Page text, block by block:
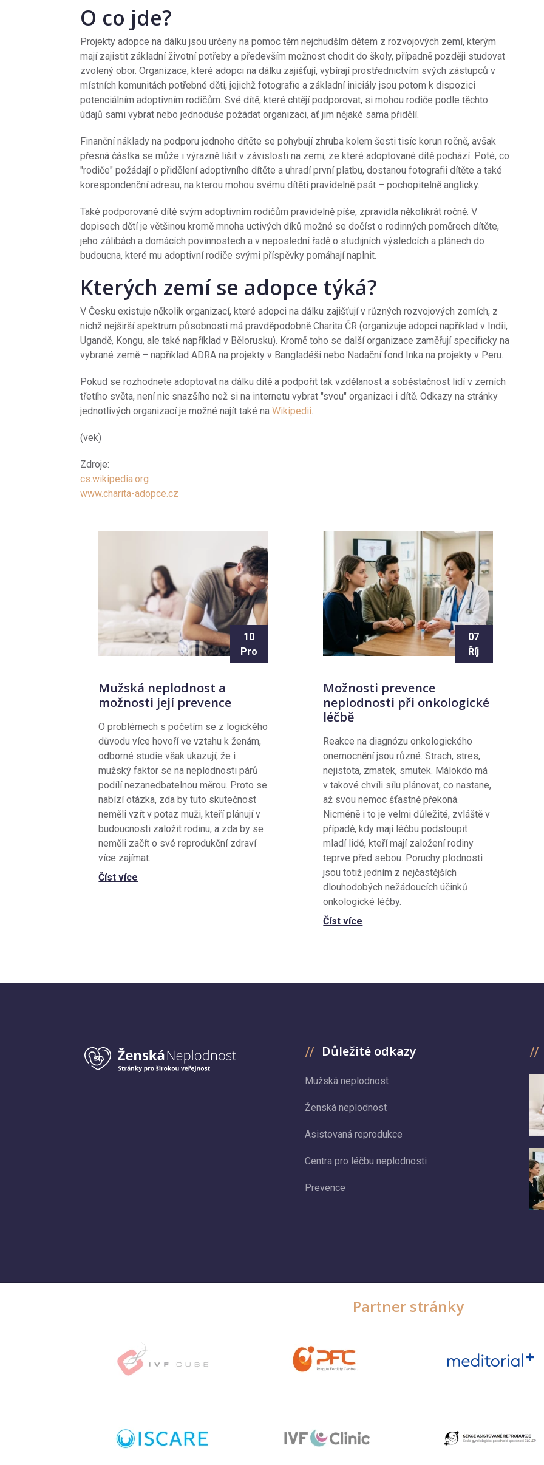
O co jde?
Projekty adopce na dálku jsou určeny na pomoc těm nejchudším dětem z rozvojových zemí, kterým
mají zajistit základní životní potřeby a především možnost chodit do školy, případně později studovat
zvolený obor. Organizace, které adopci na dálku zajišťují, vybírají prostřednictvím svých zástupců v
místních komunitách potřebné děti, jejichž fotografie a základní iniciály jsou potom k dispozici
potenciálním adoptivním rodičům. Své dítě, které chtějí podporovat, si mohou rodiče podle těchto
údajů sami vybrat nebo jednoduše požádat organizaci, ať jim nějaké sama přidělí.
Finanční náklady na podporu jednoho dítěte se pohybují zhruba kolem šesti tisíc korun ročně, avšak
přesná částka se může i výrazně lišit v závislosti na zemi, ze které adoptované dítě pochází. Poté, co
"rodiče" požádají o přidělení adoptivního dítěte a uhradí první platbu, dostanou fotografii dítěte a také
korespondenční adresu, na kterou mohou svému dítěti pravidelně psát – pochopitelně anglicky.
Také podporované dítě svým adoptivním rodičům pravidelně píše, zpravidla několikrát ročně. V
dopisech dětí je většinou kromě mnoha uctivých díků možné se dočíst o rodinných poměrech dítěte,
jeho zálibách a domácích povinnostech a v neposlední řadě o studijních výsledcích a plánech do
budoucna, které mu adoptivní rodiče svými příspěvky pomáhají naplnit.
Kterých zemí se adopce týká?
V Česku existuje několik organizací, které adopci na dálku zajišťují v různých rozvojových zemích, z
nichž nejširší spektrum působnosti má pravděpodobně Charita ČR (organizuje adopci například v Indii,
Ugandě, Kongu, ale také například v Bělorusku). Kromě toho se další organizace zaměřují specificky na
vybrané země – například ADRA na projekty v Bangladéši nebo Nadační fond Inka na projekty v Peru.
Pokud se rozhodnete adoptovat na dálku dítě a podpořit tak vzdělanost a soběstačnost lidí v zemích
třetího světa, není nic snazšího než si na internetu vybrat "svou" organizaci i dítě. Odkazy na stránky
jednotlivých organizací je možné najít také na Wikipedii
(vek)
Zdroje:
cs.wikipedia.org
www.charita-adopce.cz
10
Pro
Mužská neplodnost a
možnosti její prevence
O problémech s početím se z logického
důvodu více hovoří ve vztahu k ženám,
odborné studie však ukazují, že i
mužský faktor se na neplodnosti párů
podílí nezanedbatelnou měrou. Proto se
nabízí otázka, zda by tuto skutečnost
neměli vzít v potaz muži, kteří plánují v
budoucnosti založit rodinu, a zda by se
neměli začít o své reprodukční zdraví
více zajímat.
Číst více
07
Říj
Možnosti prevence
neplodnosti při onkologické
léčbě
Reakce na diagnózu onkologického
onemocnění jsou různé. Strach, stres,
nejistota, zmatek, smutek. Málokdo má
v takové chvíli sílu plánovat, co nastane,
až svou nemoc šťastně překoná.
Nicméně i to je velmi důležité, zvláště v
případě, kdy mají léčbu podstoupit
mladí lidé, kteří mají založení rodiny
teprve před sebou. Poruchy plodnosti
jsou totiž jedním z nejčastějších
dlouhodobých nežádoucích účinků
onkologické léčby.
Číst více
Důležité odkazy
Mužská neplodnost
Ženská neplodnost
Asistovaná reprodukce
Centra pro léčbu neplodnosti
Prevence
Partner stránky